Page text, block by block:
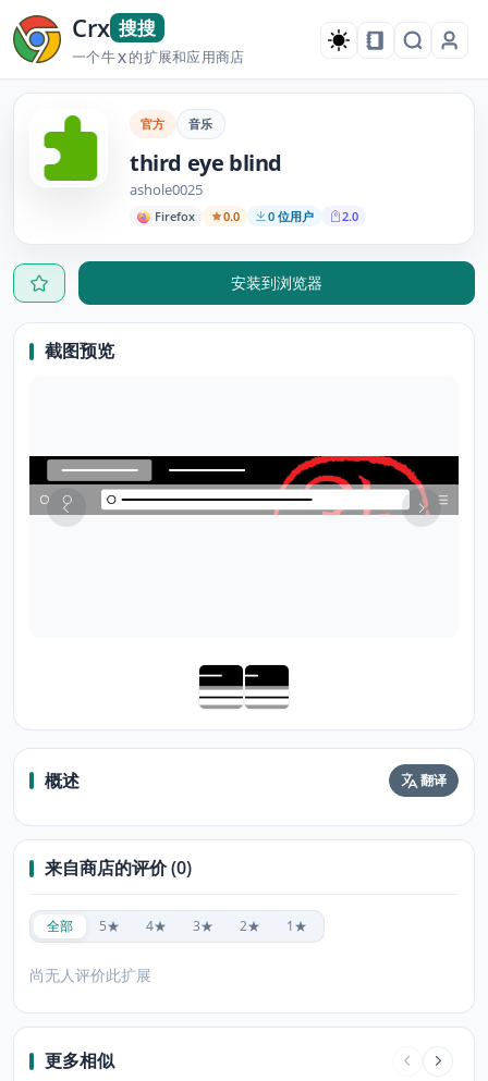
Crx 搜搜
一个牛X的扩展和应用商店
官方 音乐
third eye blind
ashole0025
Firefox 0.0 0 位用户 2.0
安装到浏览器
截图预览
概述 翻译
来自商店的评价 (0)
全部 5★ 4★ 3★ 2★ 1★
尚无人评价此扩展
更多相似